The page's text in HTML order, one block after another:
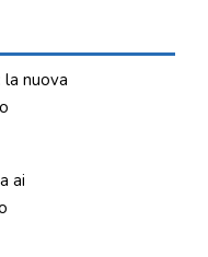
nuova
ai